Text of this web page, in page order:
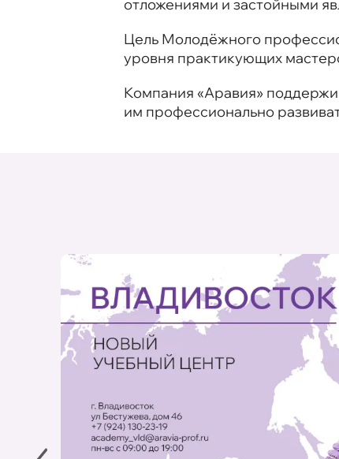
отложениями и застойными
Цель Молодёжного
уровня практикующих
Компания «Аравия»
им профессионально